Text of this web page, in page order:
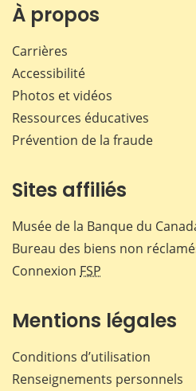
À propos
Carrières
Accessibilité
Photos et vidéos
Ressources éducatives
Prévention de la fraude
Sites affiliés
Musée de la Banque du
Bureau des biens non
Connexion FSP
Mentions légales
Conditions d’utilisation
Renseignements personnels